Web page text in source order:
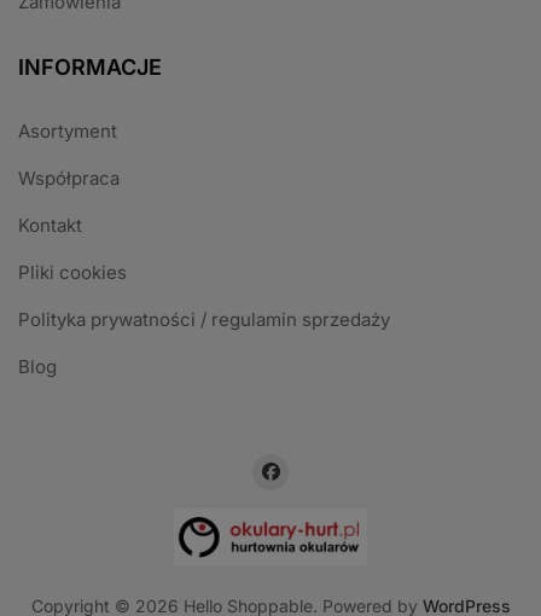
INFORMACJE
Asortyment
Współpraca
Kontakt
Pliki cookies
Polityka prywatności / regulamin sprzedaży
Blog
Copyright © 2026 Hello Shoppable. Powered by WordPress